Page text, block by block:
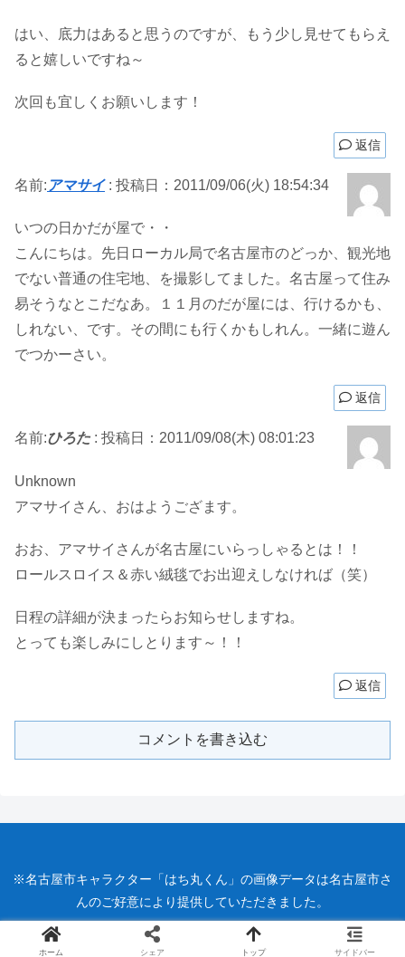
はい、底力はあると思うのですが、もう少し見せてもらえ
ると嬉しいですね～
次回も宜しくお願いします！
返信
名前: アマサイ: 投稿日：2011/09/06(火) 18:54:34
いつの日かだが屋で・・
こんにちは。先日ローカル局で名古屋市のどっか、観光地
でない普通の住宅地、を撮影してました。名古屋って住み
易そうなとこだなあ。１１月のだが屋には、行けるかも、
しれない、です。その間にも行くかもしれん。一緒に遊ん
でつかーさい。
返信
名前:ひろた : 投稿日：2011/09/08(木) 08:01:23
Unknown
アマサイさん、おはようござます。
おお、アマサイさんが名古屋にいらっしゃるとは！！
ロールスロイス＆赤い絨毯でお出迎えしなければ（笑）
日程の詳細が決まったらお知らせしますね。
とっても楽しみにしとります～！！
返信
コメントを書き込む
※名古屋市キャラクター「はち丸くん」の画像データは名古屋市さ
んのご好意により提供していただきました。
ホーム シェア トップ サイドバー